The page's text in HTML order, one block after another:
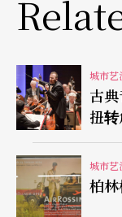
文化惠民办法
下半年开始，
法。北京市在九
季，展开舖天
进剧场，五元走
和两千场电影低
城市
古
扭
城市
柏